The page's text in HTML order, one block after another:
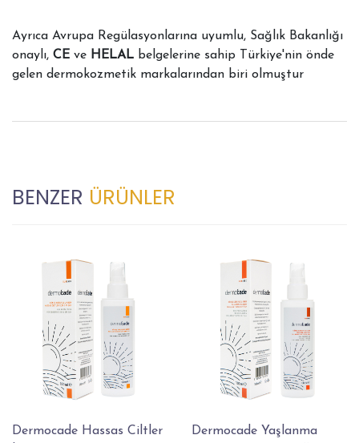
Ayrıca Avrupa Regülasyonlarına uyumlu, Sağlık Bakanlığı
onaylı, CE ve HELAL belgelerine sahip Türkiye'nin önde
gelen dermokozmetik markalarından biri olmuştur
BENZER ÜRÜNLER
Dermocade Hassas Ciltler
Dermocade Yaşlanma